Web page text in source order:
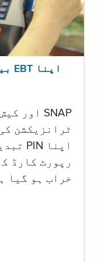
اپنا EBT بیلنس چیک کریں
SNAP اور کیش اکاؤنٹ
ٹرانزیکشن
اپنا PIN تبدیل کرنا
رپورٹ کارڈ
خراب ہو گيا